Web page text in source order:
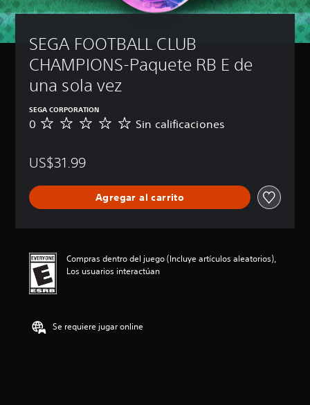
SEGA FOOTBALL CLUB
CHAMPIONS-Paquete RB E de
una sola vez
SEGA CORPORATION
S
c
i
c
o
s
0 Sin calificaciones
US$31.99
Agregar al carrito
Compras dentro del juego (Incluye artículos aleatorios),
Los usuarios interactúan
Se requiere jugar online